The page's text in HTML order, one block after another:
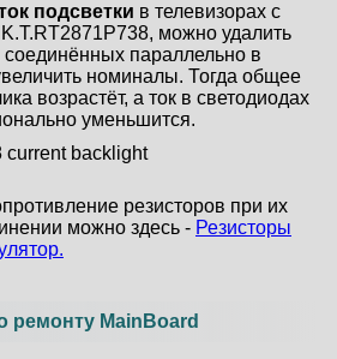
подсветки в телевизорах с
можно удалить
соединённых параллельно в
номиналы. Тогда общее
возрастёт, а ток в светодиодах
уменьшится.
резисторов при их
можно здесь - Резисторы
ремонту MainBoard